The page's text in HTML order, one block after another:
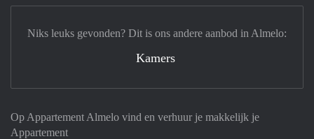
Op Appartement Almelo vind en verhuur je makkelijk je
Appartement
Niks leuks gevonden? Dit is ons andere aanbod in Almelo:
Kamers